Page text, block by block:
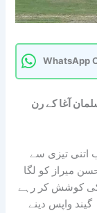
WhatsApp
آغا کے رن
اتنی تیزی سے
میراز کو لگا
کی کوشش کر رہے
واپس دینے